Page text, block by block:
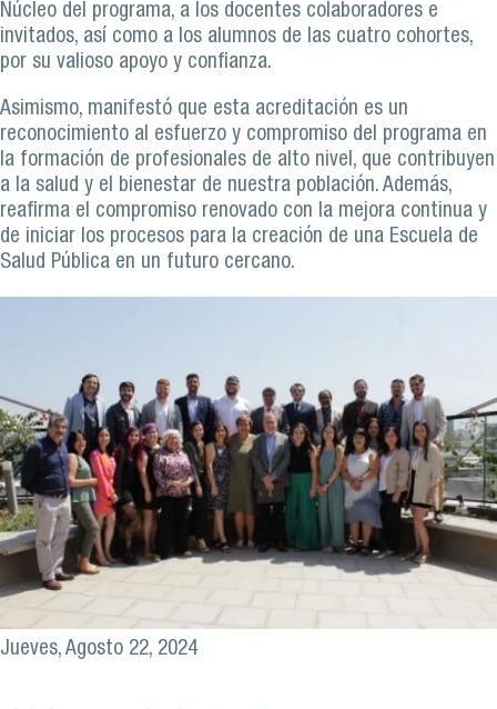
Núcleo del programa, a los docentes colaboradores e
invitados, así como a los alumnos de las cuatro cohortes,
por su valioso apoyo y confianza.
Asimismo, manifestó que esta acreditación es un
reconocimiento al esfuerzo y compromiso del programa en
la formación de profesionales de alto nivel, que contribuyen
a la salud y el bienestar de nuestra población. Además,
reafirma el compromiso renovado con la mejora continua y
de iniciar los procesos para la creación de una Escuela de
Salud Pública en un futuro cercano.
Jueves, Agosto 22, 2024